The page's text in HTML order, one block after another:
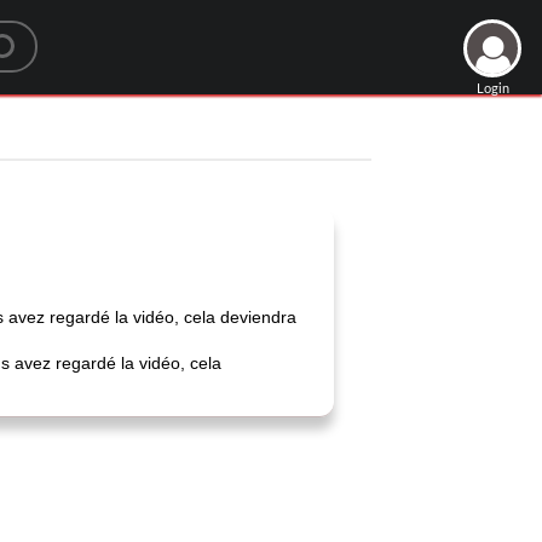
Login
regardé la vidéo, cela deviendra
avez regardé la vidéo, cela